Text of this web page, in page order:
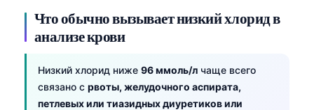
Что обычно вызывает низкий хлорид в
анализе крови
Низкий хлорид ниже 96 ммоль/л чаще всего
связано с рвоты, желудочного аспирата,
петлевых или тиазидных диуретиков или